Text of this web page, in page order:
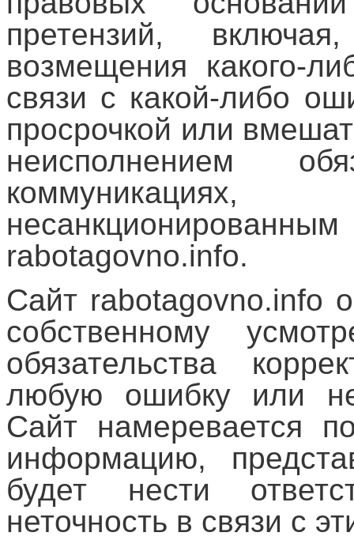
претензий,
возмещения какого-
связи с какой-либо
просрочкой или
неисполнением
rabotagovno.info.
Сайт rabotagovno.info
собственному
обязательства
любую ошибку или
Сайт намеревается
информацию,
будет нести
неточность в связи с